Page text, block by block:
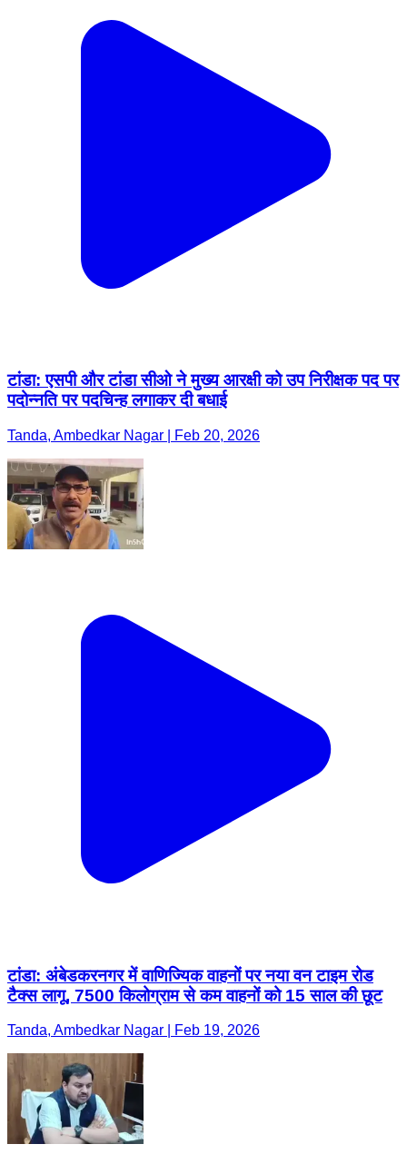
टांडा: एसपी और टांडा सीओ ने मुख्य आरक्षी को उप निरीक्षक पद पर
पदोन्नति पर पदचिन्ह लगाकर दी बधाई
Tanda, Ambedkar Nagar | Feb 20, 2026
टांडा: अंबेडकरनगर में वाणिज्यिक वाहनों पर नया वन टाइम रोड
टैक्स लागू, 7500 किलोग्राम से कम वाहनों को 15 साल की छूट
Tanda, Ambedkar Nagar | Feb 19, 2026